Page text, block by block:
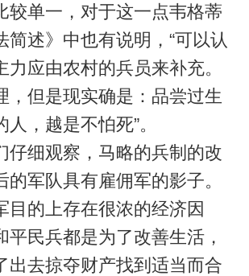
较单一，对于这一点韦格蒂
简述》中也有说明，“可以认
力应由农村的兵员来补充。
，但是现实确是：品尝过生
，越是不怕死”。
细观察，马略的兵制的改
的军队具有雇佣军的影子。
目的上存在很浓的经济因
平民兵都是为了改善生活，
出去掠夺财产找到适当而合